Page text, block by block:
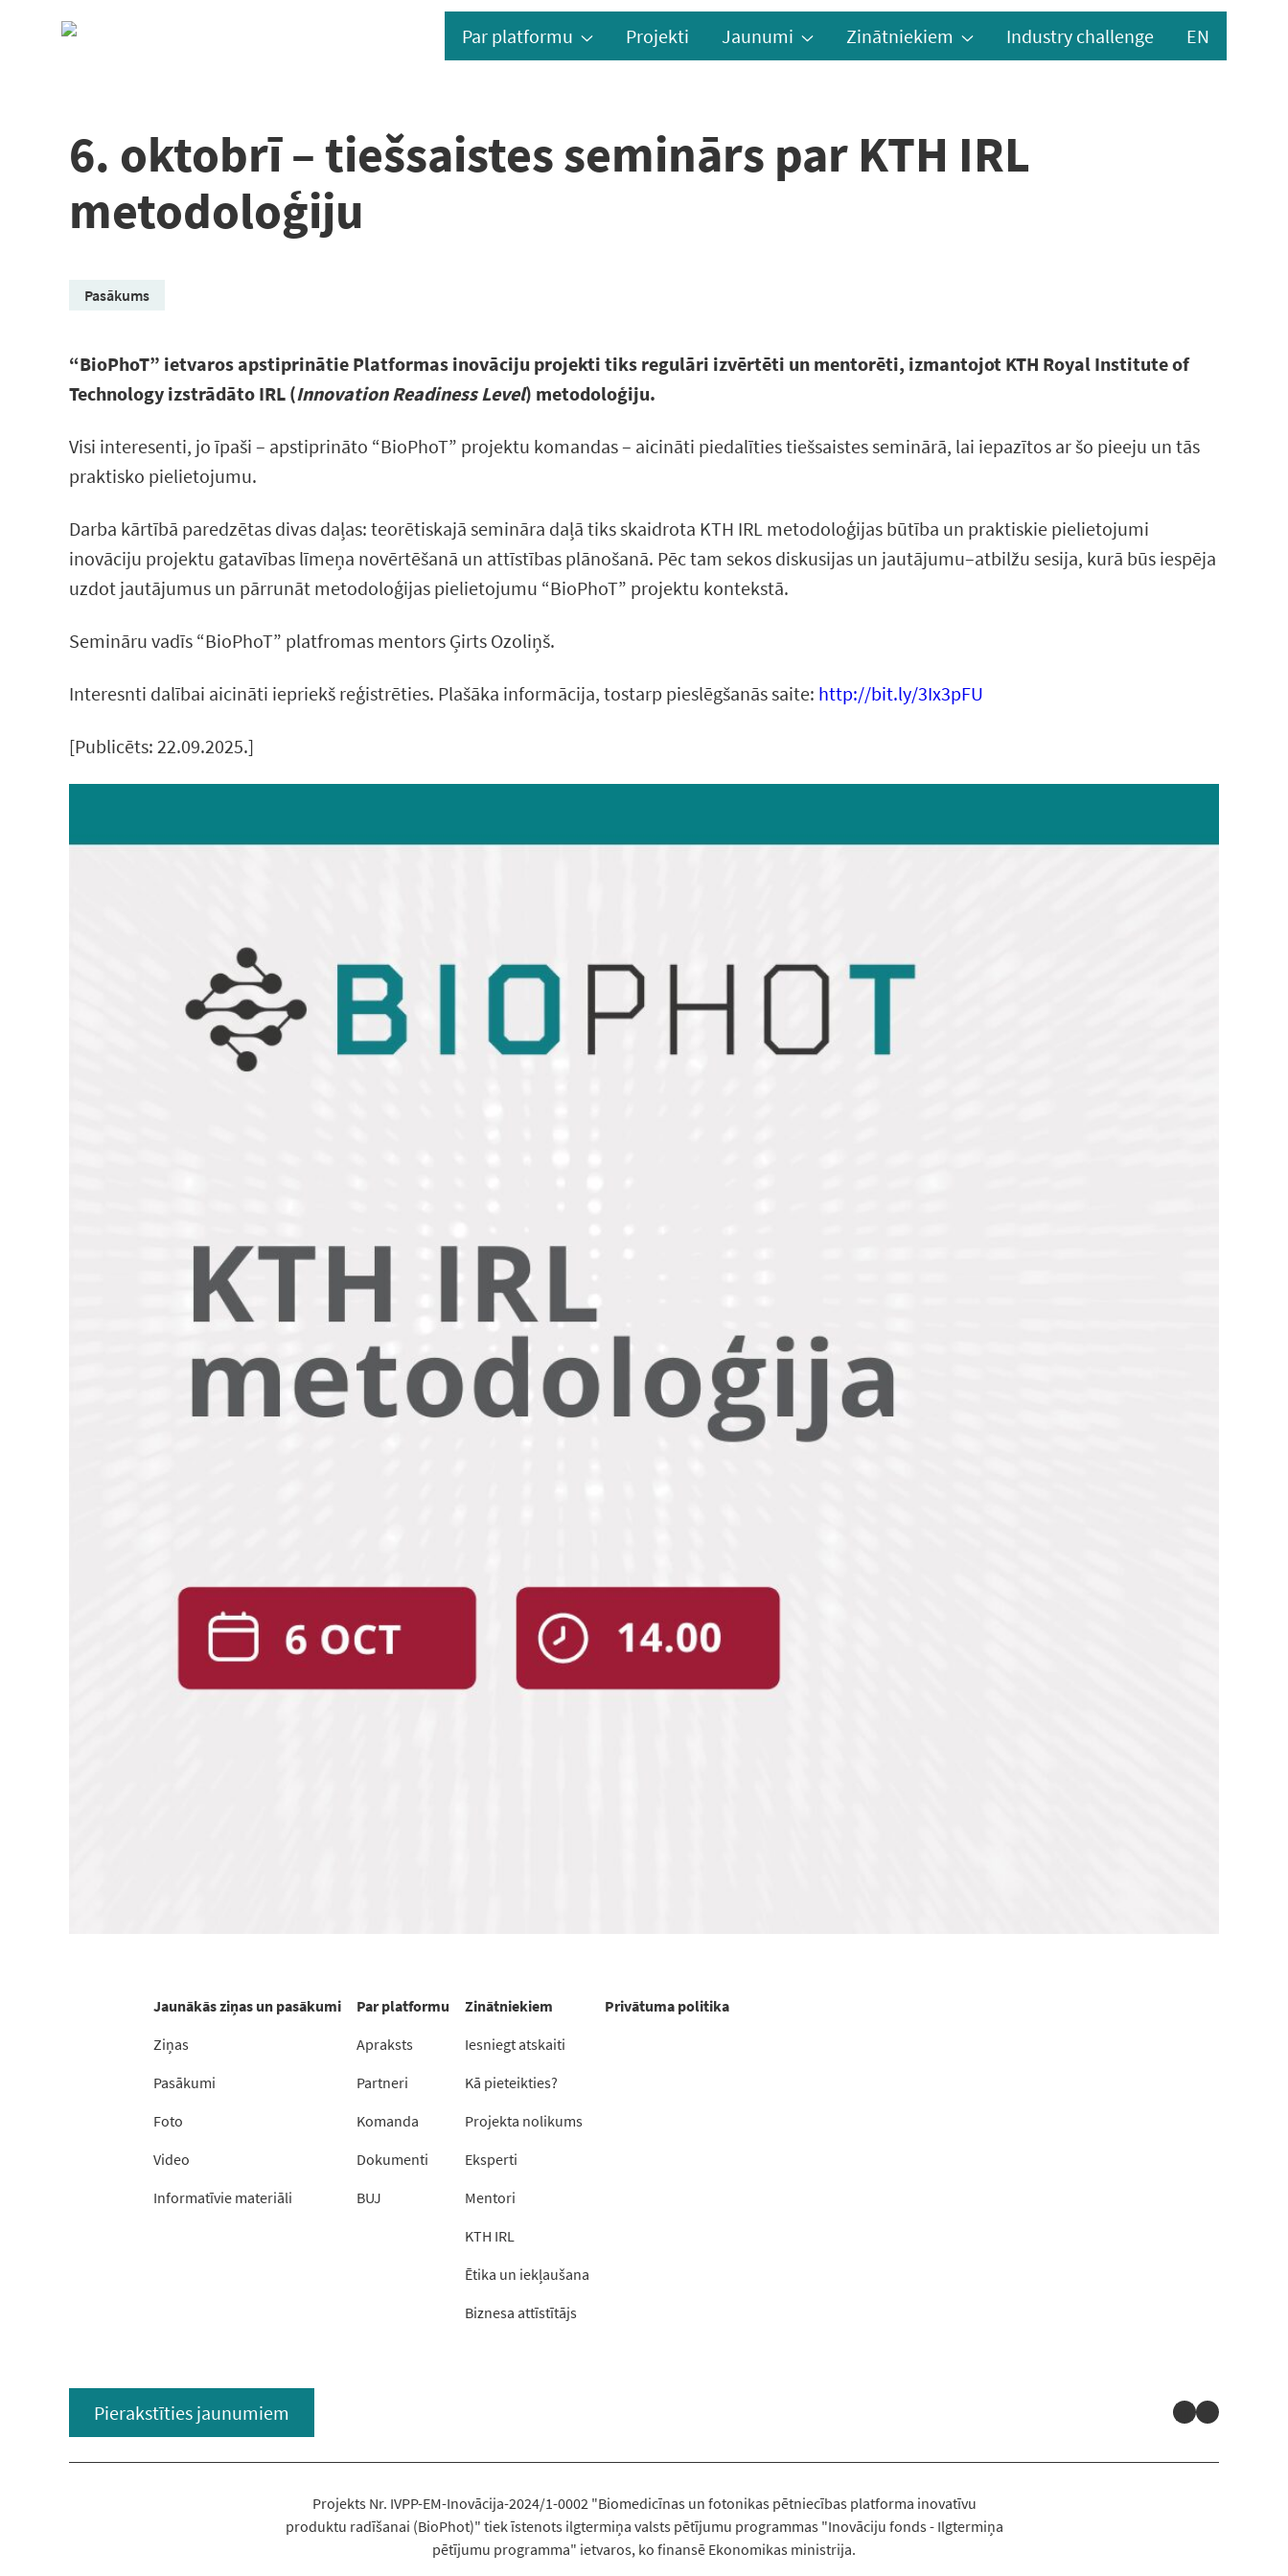
Par platformu Projekti Jaunumi Zinātniekiem Industry challenge EN
6. oktobrī – tiešsaistes seminārs par KTH IRL
metodoloģiju
Pasākums
“BioPhoT” ietvaros apstiprinātie Platformas inovāciju projekti tiks regulāri izvērtēti un mentorēti, izmantojot KTH Royal Institute of
Technology izstrādāto IRL (Innovation Readiness Level) metodoloģiju.
Visi interesenti, jo īpaši – apstiprināto “BioPhoT” projektu komandas – aicināti piedalīties tiešsaistes seminārā, lai iepazītos ar šo pieeju un tās
praktisko pielietojumu.
Darba kārtībā paredzētas divas daļas: teorētiskajā semināra daļā tiks skaidrota KTH IRL metodoloģijas būtība un praktiskie pielietojumi
inovāciju projektu gatavības līmeņa novērtēšanā un attīstības plānošanā. Pēc tam sekos diskusijas un jautājumu–atbilžu sesija, kurā būs iespēja
uzdot jautājumus un pārrunāt metodoloģijas pielietojumu “BioPhoT” projektu kontekstā.
Semināru vadīs “BioPhoT” platfromas mentors Ģirts Ozoliņš.
Interesnti dalībai aicināti iepriekš reģistrēties. Plašāka informācija, tostarp pieslēgšanās saite: http://bit.ly/3Ix3pFU
[Publicēts: 22.09.2025.]
Jaunākās ziņas un pasākumi
Ziņas
Pasākumi
Foto
Video
Informatīvie materiāli
Par platformu
Apraksts
Partneri
Komanda
Dokumenti
BUJ
Zinātniekiem
Iesniegt atskaiti
Kā pieteikties?
Projekta nolikums
Eksperti
Mentori
KTH IRL
Ētika un iekļaušana
Biznesa attīstītājs
Privātuma politika
Pierakstīties jaunumiem LinkedIn
YouTube
Projekts Nr. IVPP-EM-Inovācija-2024/1-0002 "Biomedicīnas un fotonikas pētniecības platforma inovatīvu
produktu radīšanai (BioPhot)" tiek īstenots ilgtermiņa valsts pētījumu programmas "Inovāciju fonds - Ilgtermiņa
pētījumu programma" ietvaros, ko finansē Ekonomikas ministrija.